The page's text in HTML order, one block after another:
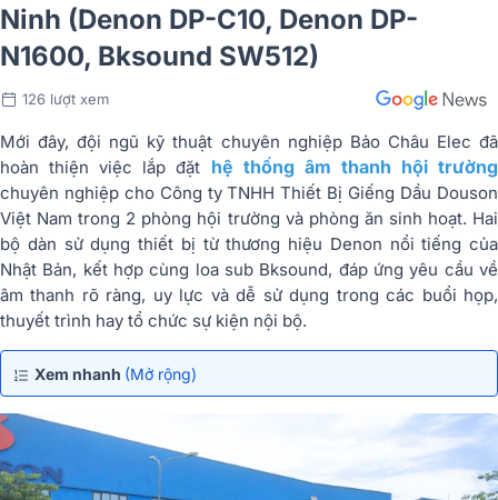
Ninh (Denon DP-C10, Denon DP-
N1600, Bksound SW512)
126 lượt xem
Mới đây, đội ngũ kỹ thuật chuyên nghiệp Bảo Châu Elec đã
hoàn thiện việc lắp đặt hệ thống âm thanh hội trường
chuyên nghiệp cho Công ty TNHH Thiết Bị Giếng Dầu Douson
Việt Nam trong 2 phòng hội trường và phòng ăn sinh hoạt. Hai
bộ dàn sử dụng thiết bị từ thương hiệu Denon nổi tiếng của
Nhật Bản, kết hợp cùng loa sub Bksound, đáp ứng yêu cầu về
âm thanh rõ ràng, uy lực và dễ sử dụng trong các buổi họp,
thuyết trình hay tổ chức sự kiện nội bộ.
Xem nhanh (Mở rộng)